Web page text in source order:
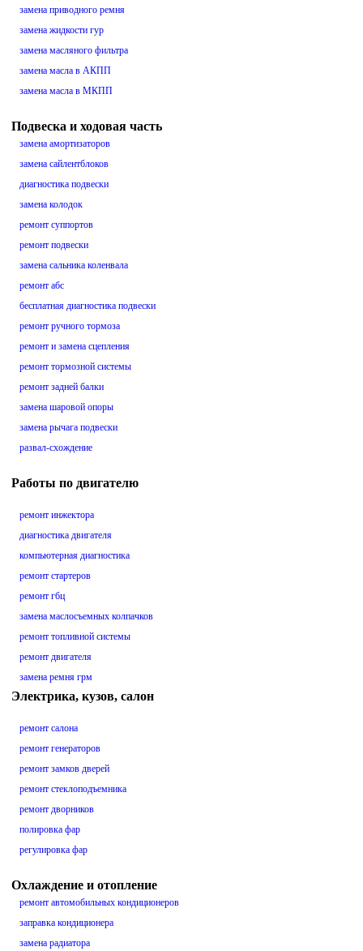
замена приводного ремня
замена жидкости гур
замена масляного фильтра
замена масла в АКПП
замена масла в МКПП
Подвеска и ходовая часть
замена амортизаторов
замена сайлентблоков
диагностика подвески
замена колодок
ремонт суппортов
ремонт подвески
замена сальника коленвала
ремонт абс
бесплатная диагностика подвески
ремонт ручного тормоза
ремонт и замена сцепления
ремонт тормозной системы
ремонт задней балки
замена шаровой опоры
замена рычага подвески
развал-схождение
Работы по двигателю
ремонт инжектора
диагностика двигателя
компьютерная диагностика
ремонт стартеров
ремонт гбц
замена маслосъемных колпачков
ремонт топливной системы
ремонт двигателя
замена ремня грм
Электрика, кузов, салон
ремонт салона
ремонт генераторов
ремонт замков дверей
ремонт стеклоподъемника
ремонт дворников
полировка фар
регулировка фар
Охлаждение и отопление
ремонт автомобильных кондиционеров
заправка кондиционера
замена радиатора